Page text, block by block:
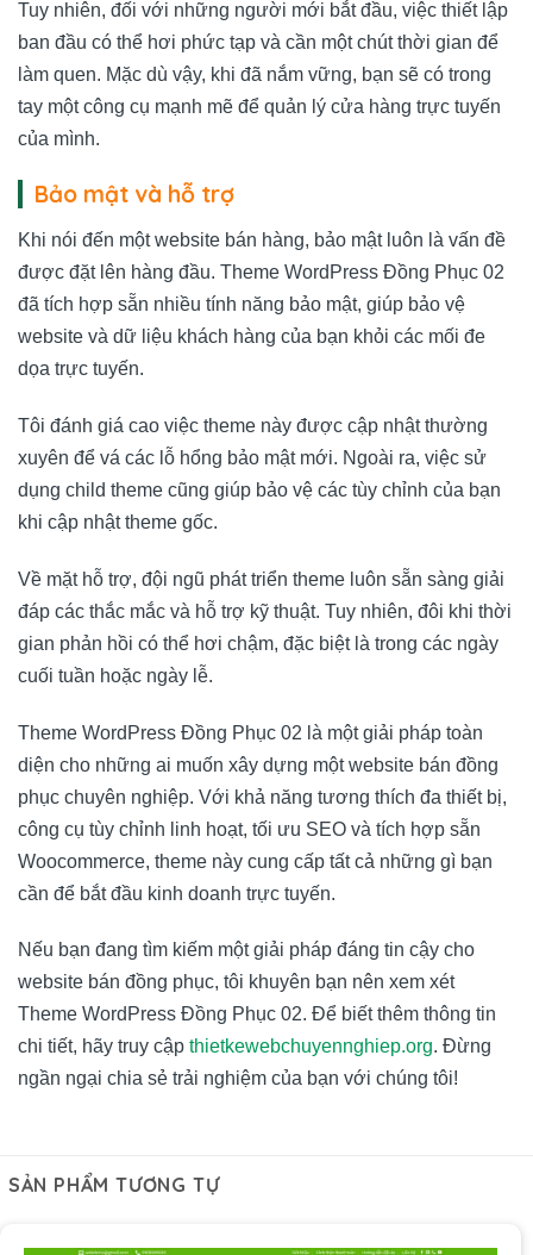
Tuy nhiên, đối với những người mới bắt đầu, việc thiết lập
ban đầu có thể hơi phức tạp và cần một chút thời gian để
làm quen. Mặc dù vậy, khi đã nắm vững, bạn sẽ có trong
tay một công cụ mạnh mẽ để quản lý cửa hàng trực tuyến
của mình.
Bảo mật và hỗ trợ
Khi nói đến một website bán hàng, bảo mật luôn là vấn đề
được đặt lên hàng đầu. Theme WordPress Đồng Phục 02
đã tích hợp sẵn nhiều tính năng bảo mật, giúp bảo vệ
website và dữ liệu khách hàng của bạn khỏi các mối đe
dọa trực tuyến.
Tôi đánh giá cao việc theme này được cập nhật thường
xuyên để vá các lỗ hổng bảo mật mới. Ngoài ra, việc sử
dụng child theme cũng giúp bảo vệ các tùy chỉnh của bạn
khi cập nhật theme gốc.
Về mặt hỗ trợ, đội ngũ phát triển theme luôn sẵn sàng giải
đáp các thắc mắc và hỗ trợ kỹ thuật. Tuy nhiên, đôi khi thời
gian phản hồi có thể hơi chậm, đặc biệt là trong các ngày
cuối tuần hoặc ngày lễ.
Theme WordPress Đồng Phục 02 là một giải pháp toàn
diện cho những ai muốn xây dựng một website bán đồng
phục chuyên nghiệp. Với khả năng tương thích đa thiết bị,
công cụ tùy chỉnh linh hoạt, tối ưu SEO và tích hợp sẵn
Woocommerce, theme này cung cấp tất cả những gì bạn
cần để bắt đầu kinh doanh trực tuyến.
Nếu bạn đang tìm kiếm một giải pháp đáng tin cậy cho
website bán đồng phục, tôi khuyên bạn nên xem xét
Theme WordPress Đồng Phục 02. Để biết thêm thông tin
chi tiết, hãy truy cập thietkewebchuyennghiep.org. Đừng
ngần ngại chia sẻ trải nghiệm của bạn với chúng tôi!
SẢN PHẨM TƯƠNG TỰ